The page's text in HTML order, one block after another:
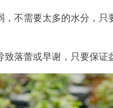
不需要太多的水分，
落蕾或早谢，只要保证